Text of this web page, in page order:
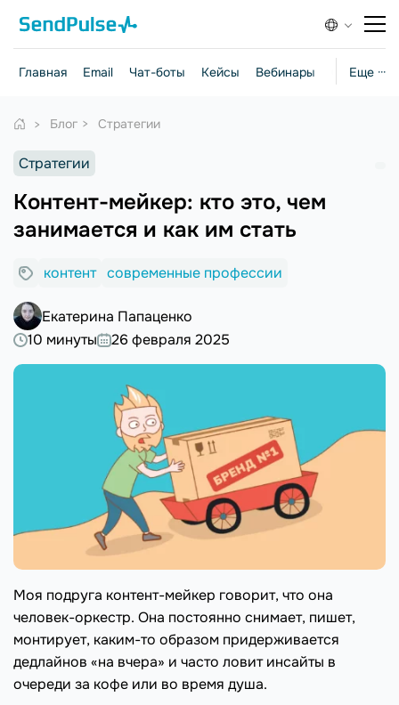
Еще ···
Главная Email Чат-боты Кейсы Вебинары Стратегии
Блог Стратегии
Стратегии
Контент-мейкер: кто это, чем
занимается и как им стать
контент современные профессии
Екатерина Папаценко
10 минуты
26 февраля 2025
Моя подруга контент-мейкер говорит, что она
человек-оркестр. Она постоянно снимает, пишет,
монтирует, каким-то образом придерживается
дедлайнов «на вчера» и часто ловит инсайты в
очереди за кофе или во время душа.